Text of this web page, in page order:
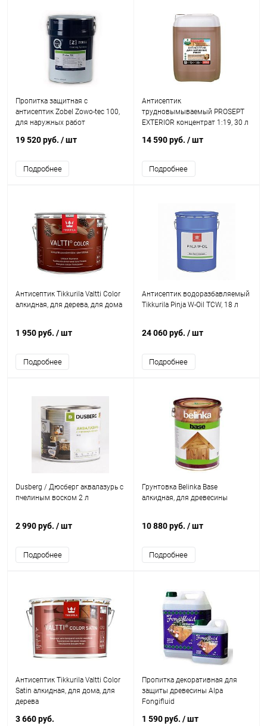
Пропитка защитная с
антисептик Zobel Zowo-tec 100,
для наружных работ
19 520 руб. / шт
Подробнее
Антисептик
трудновымываемый PROSEPT
EXTERIOR концентрат 1:19, 30 л
14 590 руб. / шт
Подробнее
Антисептик Tikkurila Valtti Color
алкидная, для дерева, для дома
1 950 руб. / шт
Подробнее
Антисептик водоразбавляемый
Tikkurila Pinja W-Oil TCW, 18 л
24 060 руб. / шт
Подробнее
Dusberg / Дюсберг аквалазурь с
пчелиным воском 2 л
2 990 руб. / шт
Подробнее
Грунтовка Belinka Base
алкидная, для древесины
10 880 руб. / шт
Подробнее
Антисептик Tikkurila Valtti Color
Satin алкидная, для дома, для
дерева
3 660 руб.
Пропитка декоративная для
защиты древесины Alpa
Fongifluid
1 590 руб. / шт